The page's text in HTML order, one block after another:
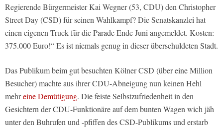
Regierende Bürgermeister Kai Wegner (53, CDU) den Christopher
Street Day (CSD) für seinen Wahlkampf? Die Senatskanzlei hat
einen eigenen Truck für die Parade Ende Juni angemeldet. Kosten:
375.000 Euro!“ Es ist niemals genug in dieser überschuldeten Stadt.
Das Publikum beim gut besuchten Kölner CSD (über eine Million
Besucher) machte aus ihrer CDU-Abneigung nun keinen Hehl
mehreine Demütigung. Die feiste Selbstzufriedenheit in den
Gesichtern der CDU-Funktionäre auf dem bunten Wagen wich jäh
unter den Buhrufen und -pfiffen des CSD-Publikums und erstarb